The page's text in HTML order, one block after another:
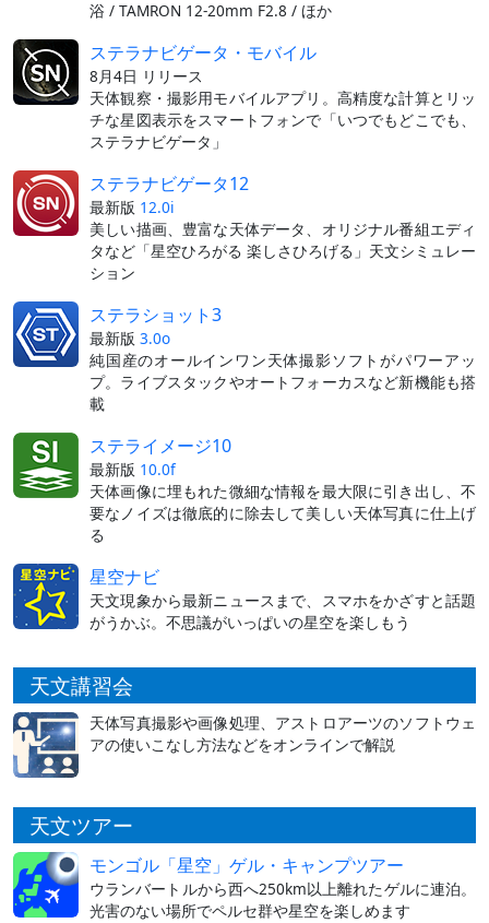
浴 / TAMRON 12-20mm F2.8 / ほか
ステラナビゲータ・モバイル
8月4日 リリース
天体観察・撮影用モバイルアプリ。高精度な計算とリッ
チな星図表示をスマートフォンで「いつでもどこでも、
ステラナビゲータ」
ステラナビゲータ12
最新版 12.0i
美しい描画、豊富な天体データ、オリジナル番組エディ
タなど「星空ひろがる 楽しさひろげる」天文シミュレー
ション
ステラショット3
最新版 3.0o
純国産のオールインワン天体撮影ソフトがパワーアッ
プ。ライブスタックやオートフォーカスなど新機能も搭
載
ステライメージ10
最新版 10.0f
天体画像に埋もれた微細な情報を最大限に引き出し、不
要なノイズは徹底的に除去して美しい天体写真に仕上げ
る
星空ナビ
天文現象から最新ニュースまで、スマホをかざすと話題
がうかぶ。不思議がいっぱいの星空を楽しもう
天文講習会
天体写真撮影や画像処理、アストロアーツのソフトウェ
アの使いこなし方法などをオンラインで解説
天文ツアー
モンゴル「星空」ゲル・キャンプツアー
ウランバートルから西へ250km以上離れたゲルに連泊。
光害のない場所でペルセ群や星空を楽しめます